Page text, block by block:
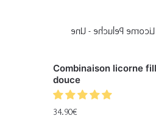
Combinaison licorne
douce
34.90€